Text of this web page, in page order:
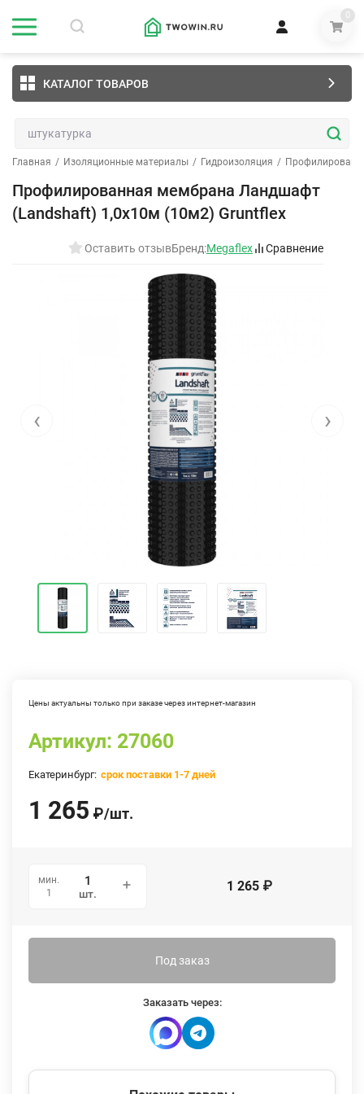
0
КАТАЛОГ ТОВАРОВ
Главная / Изоляционные материалы / Гидроизоляция /
Профилированная мембрана Ландшафт
(Landshaft) 1,0х10м (10м2) Gruntflex
Оставить отзывБренд:Megaflex Сравнение
‹ ›
Цены актуальны только при заказе через интернет-магазин
Артикул: 27060
Екатеринбург: срок поставки 1-7 дней
1 265 ₽/шт.
мин.
1
шт. 1 265 ₽
Под заказ
Заказать через: